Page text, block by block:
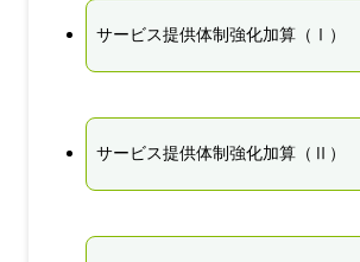
サービス提供体制強化加算（Ⅰ）
サービス提供体制強化加算（Ⅱ）